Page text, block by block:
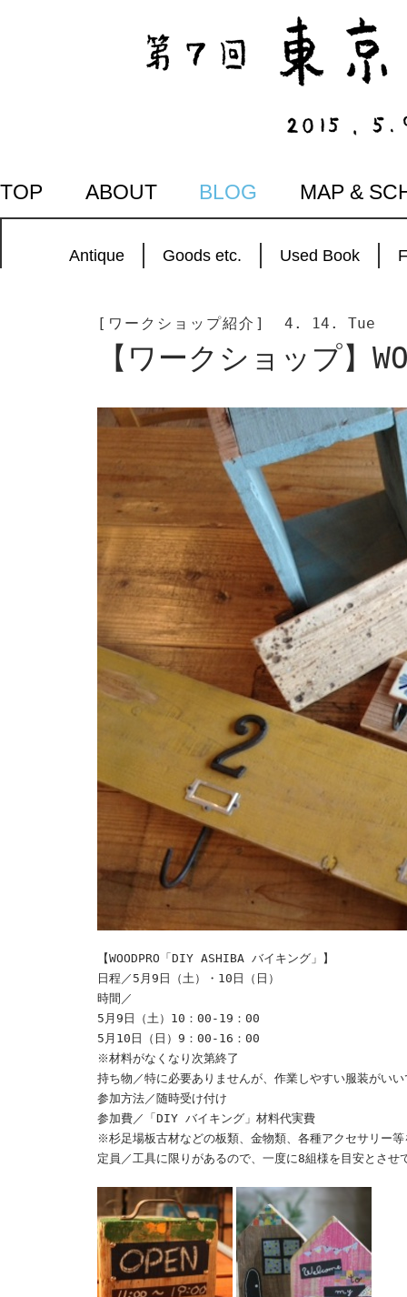
TOP ABOUT BLOG MAP &
Antique Goods etc. Used Book
[ワークショップ紹介] 4. 14. Tue
【ワークショップ】
【WOODPRO「DIY ASHIBA バイキング」】
日程／5月9日（土）・10日（日）
時間／
5月9日（土）10：00-19：00
5月10日（日）9：00-16：00
※材料がなくなり次第終了
持ち物／特に必要ありませんが、作業しやすい服装がい
参加方法／随時受け付け
参加費／「DIY バイキング」材料代実費
※杉足場板古材などの板類、金物類、各種アクセサリー
定員／工具に限りがあるので、一度に8組様を目安とさせ